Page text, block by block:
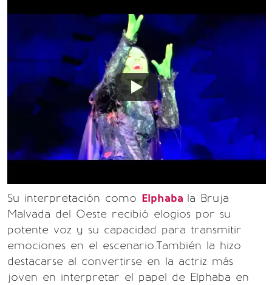
Su interpretación como Elphaba la Bruja
Malvada del Oeste recibió elogios por su
potente voz y su capacidad para transmitir
emociones en el escenario.También la hizo
destacarse al convertirse en la actriz más
joven en interpretar el papel de Elphaba en